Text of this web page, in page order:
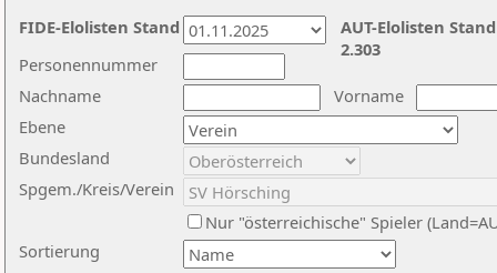
Nachname
Vorname
Ebene
Sortierung
Personennummer
Bundesland
Spgem./Kreis/Verein
Nur "österreichische" Spieler
AUT-Elolisten
2.303
FIDE-Elolisten Stand